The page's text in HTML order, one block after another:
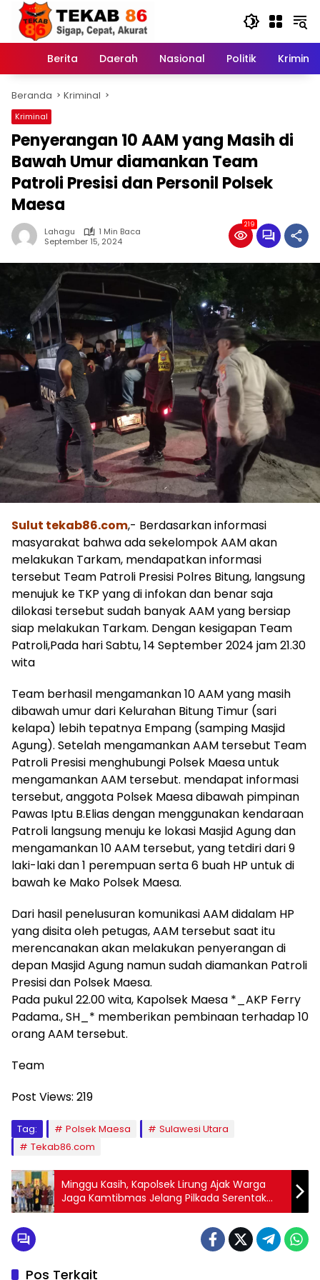
Langsung
konten
Home
Berita Daerah Nasional Politik Kriminal
Beranda Kriminal
Kriminal
Penyerangan 10 AAM yang Masih di
Bawah Umur diamankan Team
Patroli Presisi dan Personil Polsek
Maesa
Lahagu
1 Min Baca
September 15, 2024
219
Sulut tekab86.com,- Berdasarkan informasi
masyarakat bahwa ada sekelompok AAM akan
melakukan Tarkam, mendapatkan informasi
tersebut Team Patroli Presisi Polres Bitung, langsung
menujuk ke TKP yang di infokan dan benar saja
dilokasi tersebut sudah banyak AAM yang bersiap
siap melakukan Tarkam. Dengan kesigapan Team
Patroli,Pada hari Sabtu, 14 September 2024 jam 21.30
wita
Team berhasil mengamankan 10 AAM yang masih
dibawah umur dari Kelurahan Bitung Timur (sari
kelapa) lebih tepatnya Empang (samping Masjid
Agung). Setelah mengamankan AAM tersebut Team
Patroli Presisi menghubungi Polsek Maesa untuk
mengamankan AAM tersebut. mendapat informasi
tersebut, anggota Polsek Maesa dibawah pimpinan
Pawas Iptu B.Elias dengan menggunakan kendaraan
Patroli langsung menuju ke lokasi Masjid Agung dan
mengamankan 10 AAM tersebut, yang tetdiri dari 9
laki-laki dan 1 perempuan serta 6 buah HP untuk di
bawah ke Mako Polsek Maesa.
Dari hasil penelusuran komunikasi AAM didalam HP
yang disita oleh petugas, AAM tersebut saat itu
merencanakan akan melakukan penyerangan di
depan Masjid Agung namun sudah diamankan Patroli
Presisi dan Polsek Maesa.
Pada pukul 22.00 wita, Kapolsek Maesa *_AKP Ferry
Padama., SH_* memberikan pembinaan terhadap 10
orang AAM tersebut.
Team
Post Views: 219
Tag: Polsek Maesa
Sulawesi Utara
Tekab86.com
Minggu Kasih, Kapolsek Lirung Ajak Warga
Jaga Kamtibmas Jelang Pilkada Serentak
2024
Pos Terkait